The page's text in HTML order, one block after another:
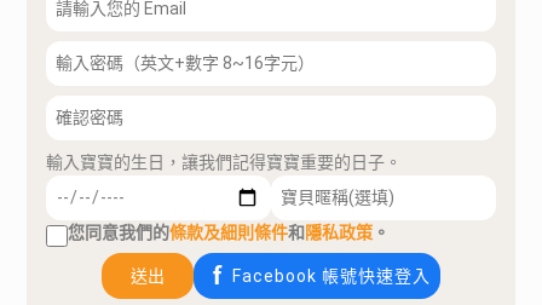
輸入寶寶的生日，讓我們記得寶寶重要的日子。
您同意我們的條款及細則條件和隱私政策 。
送出 Facebook 帳號快速登入